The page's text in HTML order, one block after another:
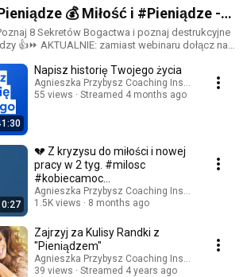
💰 Miłość i #Pieniądze -
Poznaj Sekrety #Obfitosc. 💗
8 Sekretów Bogactwa i poznaj destrukcyjne
na
ZAJRZYJ po więcej, Efekty 👍
Napisz historię Twojego życia
Agnieszka Przybysz Coaching Institute
55 views
Streamed 4 months ago
0:27
💔 Z kryzysu do miłości i nowej
pracy w 2 tyg. #milosc
#kobiecamoc
#prawoprzyciągania
Agnieszka Przybysz Coaching Institute
1.5K views
8 months ago
Zajrzyj za Kulisy Randki z
"Pieniądzem"
Agnieszka Przybysz Coaching Institute
39 views
Streamed 4 years ago